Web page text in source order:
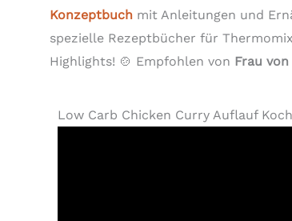
Konzeptbuch mit Anleitungen und
spezielle Rezeptbücher für
Highlights! 🍲 Empfohlen von Frau
Low Carb Chicken Curry Auflauf